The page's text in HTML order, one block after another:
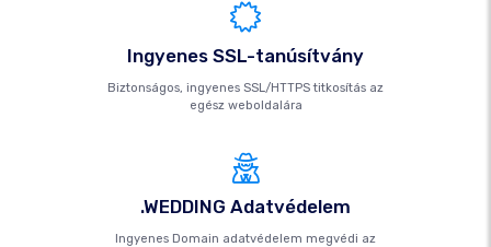
Ingyenes SSL-tanúsítvány
Biztonságos, ingyenes SSL/HTTPS titkosítás az
egész weboldalára
.WEDDING Adatvédelem
Ingyenes Domain adatvédelem megvédi az